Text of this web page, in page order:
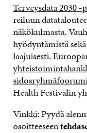
Terveysdata 2030
reiluun
näkökulmasta.
hyödyntämistä
laajuisesti.
Health Festivalin
Vinkki: Pyydä
osoitteeseen